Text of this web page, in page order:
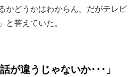
かどうかはわからん。だがテレビ
と答えていた。
が違うじゃないか･･･」